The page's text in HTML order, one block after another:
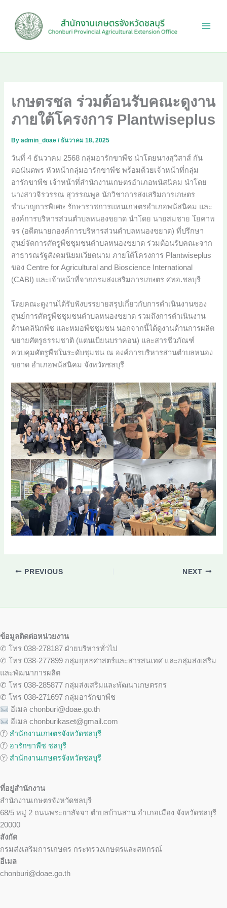
content
เกษตรชล ร่วมต้อนรับคณะดูงาน
ภายใต้โครงการ Plantwiseplus
Byadmin_doae/ ธันวาคม 18, 2025
วันที่ 4 ธันวาคม 2568 กลุ่มอารักขาพืช นำโดยนางสุวิสาส์ กัน
ตอนันตพร หัวหน้ากลุ่มอารักขาพืช พร้อมด้วยเจ้าหน้าที่กลุ่ม
อารักขาพืช เจ้าหน้าที่สำนักงานเกษตรอำเภอพนัสนิคม นำโดย
นางสาวจิรวรรณ สุวรรณพูล นักวิชาการส่งเสริมการเกษตร
ชำนาญการพิเศษ รักษาราชการแทนเกษตรอำเภอพนัสนิคม และ
องค์การบริหารส่วนตำบลหนองขยาด นำโดย นายสมชาย โยคาพ
จร (อดีตนายกองค์การบริหารส่วนตำบลหนองขยาด) ที่ปรึกษา
ศูนย์จัดการศัตรูพืชชุมชนตำบลหนองขยาด ร่วมต้อนรับคณะจาก
สาธารณรัฐสังคมนิยมเวียดนาม ภายใต้โครงการ Plantwiseplus
ของ Centre for Agricultural and Bioscience International
(CABI) และเจ้าหน้าที่จากกรมส่งเสริมการเกษตร ศทอ.ชลบุรี
โดยคณะดูงานได้รับฟังบรรยายสรุปเกี่ยวกับการดำเนินงานของ
ศูนย์การศัตรูพืชชุมชนตำบลหนองขยาด รวมถึงการดำเนินงาน
ด้านคลินิกพืช และหมอพืชชุมชน นอกจากนี้ได้ดูงานด้านการผลิต
ขยายศัตรูธรรมชาติ (แตนเบียนบราคอน) และสารชีวภัณฑ์
ควบคุมศัตรูพืชในระดับชุมชน ณ องค์การบริหารส่วนตำบลหนอง
ขยาด อำเภอพนัสนิคม จังหวัดชลบุรี
PREVIOUS NEXT
ข้อมูลติดต่อหน่วยงาน
✆ โทร 038-278187 ฝ่ายบริหารทั่วไป
✆ โทร 038-277899 กลุ่มยุทธศาสตร์และสารสนเทศ และกลุ่มส่งเสริม
และพัฒนาการผลิต
✆ โทร 038-285877 กลุ่มส่งเสริมและพัฒนาเกษตรกร
✆ โทร 038-271697 กลุ่มอารักขาพืช
อีเมล chonburi@doae.go.th
อีเมล chonburikaset@gmail.com
ⓕ สำนักงานเกษตรจังหวัดชลบุรี
ⓕ อารักขาพืช ชลบุรี
Ⓨ สำนักงานเกษตรจังหวัดชลบุรี
ที่อยู่สำนักงาน
สำนักงานเกษตรจังหวัดชลบุรี
68/5 หมู่ 2 ถนนพระยาสัจจา ตำบลบ้านสวน อำเภอเมือง จังหวัดชลบุรี
20000
สังกัด
กรมส่งเสริมการเกษตร กระทรวงเกษตรและสหกรณ์
อีเมล
chonburi@doae.go.th